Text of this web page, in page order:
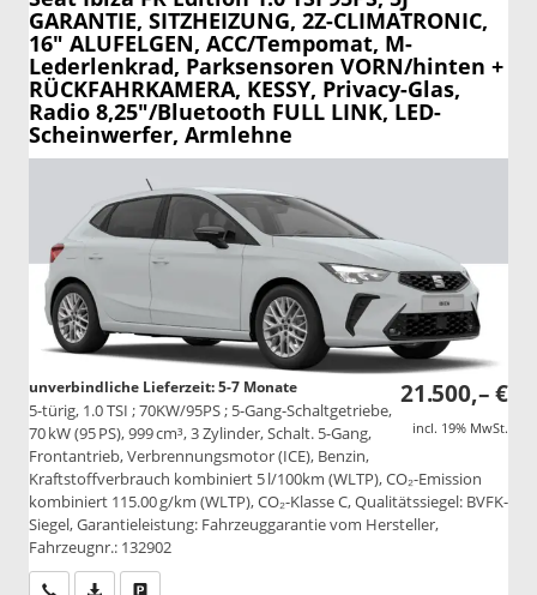
GARANTIE, SITZHEIZUNG, 2Z-CLIMATRONIC,
16" ALUFELGEN, ACC/Tempomat, M-
Lederlenkrad, Parksensoren VORN/hinten +
RÜCKFAHRKAMERA, KESSY, Privacy-Glas,
Radio 8,25"/Bluetooth FULL LINK, LED-
Scheinwerfer, Armlehne
21.500,– €
incl. 19% MwSt.
unverbindliche Lieferzeit: 5-7 Monate
5-türig, 1.0 TSI ; 70KW/95PS ; 5-Gang-Schaltgetriebe,
70 kW (95 PS), 999 cm³, 3 Zylinder, Schalt. 5-Gang,
Frontantrieb, Verbrennungsmotor (ICE), Benzin,
Kraftstoffverbrauch kombiniert 5 l/100km (WLTP), CO₂-Emission
kombiniert 115.00 g/km (WLTP), CO₂-Klasse C, Qualitätssiegel: BVFK-
Siegel, Garantieleistung: Fahrzeuggarantie vom Hersteller,
Fahrzeugnr.: 132902
Wir rufen Sie anPDF-Datei, Fahrzeugexposé drucken